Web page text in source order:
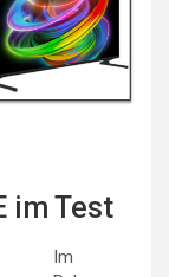
im Test
Im